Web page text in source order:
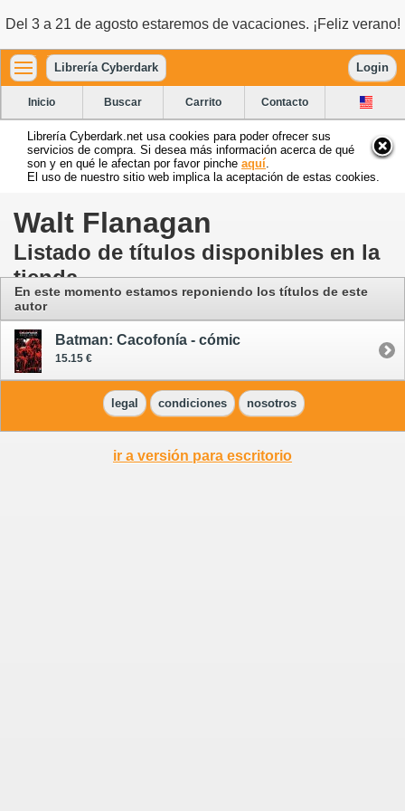
Del 3 a 21 de agosto estaremos de vacaciones. ¡Feliz verano!
Librería Cyberdark Login
Inicio Buscar Carrito Contacto
Librería Cyberdark.net usa cookies para poder ofrecer sus
servicios de compra. Si desea más información acerca de qué
son y en qué le afectan por favor pinche aquí
El uso de nuestro sitio web implica la aceptación de estas cookies.
Walt Flanagan
Listado de títulos disponibles en la
tienda
En este momento estamos reponiendo los títulos de este
autor
Batman: Cacofonía - cómic
15.15 €
legal condiciones nosotros
ir a versión para escritorio